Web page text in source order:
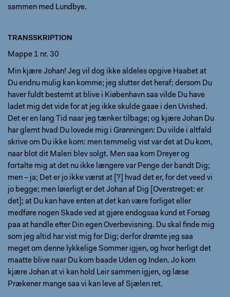
sammen med Lundbye.
TRANSSKRIPTION
Mappe 1 nr. 30
Min kjære Johan! Jeg vil dog ikke aldeles opgive Haabet at
Du endnu mulig kan komme; jeg slutter det heraf; dersom Du
haver fuldt bestemt at blive i Kiøbenhavn saa vilde Du have
ladet mig det vide for at jeg ikke skulde gaae i den Uvished.
Det er en lang Tid naar jeg tænker tilbage; og kjære Johan Du
har glemt hvad Du lovede mig i Grønningen: Du vilde i altfald
skrive om Du ikke kom: men temmelig vist var det at Du kom,
naar blot dit Maleri blev solgt. Men saa kom Dreyer og
fortalte mig at det nu ikke længere var Penge der bandt Dig;
men – ja; Det er jo ikke værst at [?] hvad det er, for det veed vi
jo begge; men løierligt er det Johan af Dig [Overstreget: er
det]; at Du kan have enten at det kan være forliget eller
medføre nogen Skade ved at gjøre endogsaa kund et Forsøg
paa at handle efter Din egen Overbevisning. Du skal finde mig
som jeg altid har vist mig for Dig; derfor drømte jeg saa
meget om denne lykkelige Sommer igjen, og hvor herligt det
maatte blive naar Du kom baade Uden og Inden. Jo kom
kjære Johan at vi kan hold Leir sammen igjen, og læse
Prækener mange saa vi kan leve af Sjælen ret.